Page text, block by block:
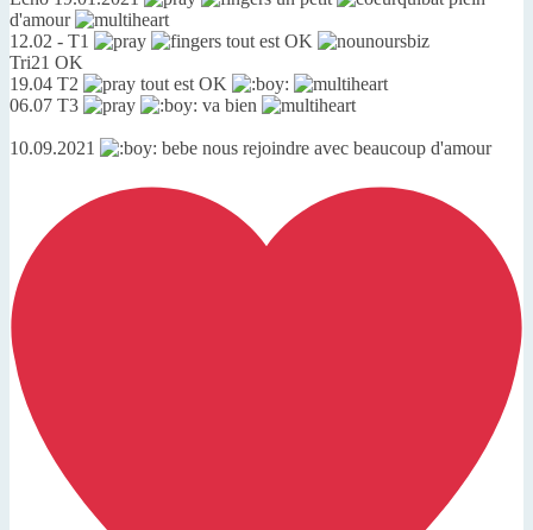
d'amour
12.02 - T1
tout est OK
Tri21 OK
19.04 T2
tout est OK
06.07 T3
va bien
10.09.2021 bebe nous rejoindre avec beaucoup d'amour